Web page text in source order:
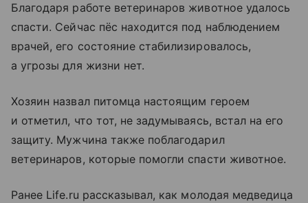
Благодаря работе ветеринаров животное удалось
спасти. Сейчас пёс находится под наблюдением
врачей, его состояние стабилизировалось,
а угрозы для жизни нет.
Хозяин назвал питомца настоящим героем
и отметил, что тот, не задумываясь, встал на его
защиту. Мужчина также поблагодарил
ветеринаров, которые помогли спасти животное.
Ранее Life.ru рассказывал, как молодая медведица